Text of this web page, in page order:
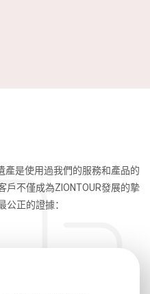
產是使用過我們的服務和產品的
戶不僅成為ZIONTOUR發展的摯
公正的證據：